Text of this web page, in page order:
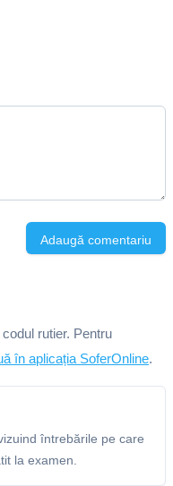
Adaugă comentariu
rutier. Pentru
în aplicația SoferOnline.
întrebările pe care
la examen.